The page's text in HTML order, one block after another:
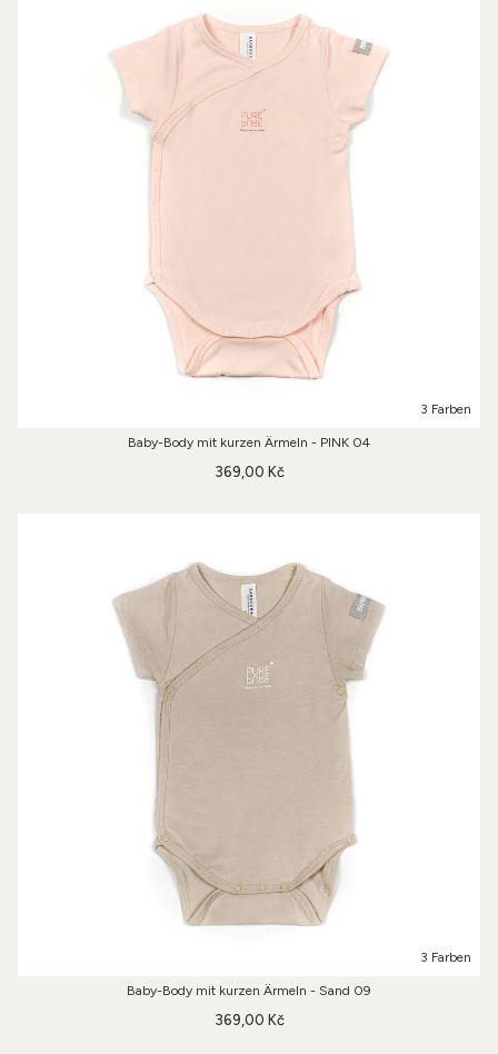
3 Farben
Baby-Body mit kurzen Ärmeln - PINK 04
369,00 Kč
3 Farben
Baby-Body mit kurzen Ärmeln - Sand 09
369,00 Kč